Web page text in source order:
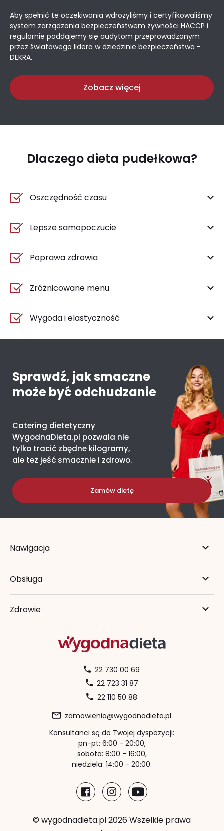
Aby spełnić te oczekiwania wdrożyliśmy i certyfikowaliśmy
system zarządzania bezpieczeństwem żywności HACCP i
regularnie poddajemy się audytom przeprowadzanym
przez światowego lidera w dziedzinie bezpieczeństwa -
DEKRA.
Zobacz więcej
Dlaczego dieta pudełkowa?
Oszczędność czasu
Lepsze samopoczucie
Poprawa zdrowia
Zróżnicowane menu
Wygoda i elastyczność
Sprawdź, jak smaczne
może być odchudzanie
Catering dietetyczny
WygodnaDieta.pl pozwala nie
tylko tracić zbędne kilogramy,
ale też jeść smacznie i zdrowo.
Zamów dietę
Nawigacja
Obsługa
Zdrowie
22 730 00 69
22 723 31 87
22 110 50 88
zamowienia@wygodnadieta.pl
Konsultanci są do Twojej dyspozycji:
pn-pt: 6:00 - 20:00,
sobota: 8:00 - 16:00,
niedziela: 14:00 - 20:00.
© wygodnadieta.pl 2026 Wszelkie prawa